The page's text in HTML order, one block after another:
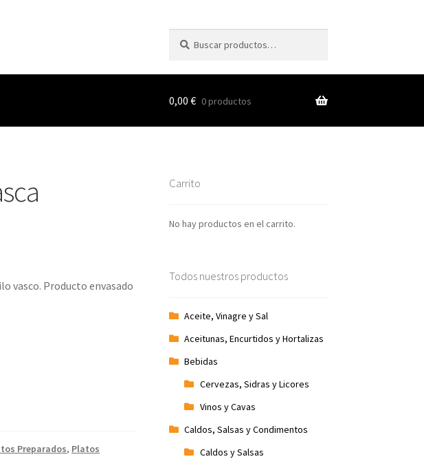
por:
Preparados
0,00 € 0 productos
vasco. Producto envasado
Preparados, Platos
Carrito
No hay productos en el carrito.
Todos nuestros productos
Aceite, Vinagre y Sal
Aceitunas, Encurtidos y Hortalizas
Bebidas
Cervezas, Sidras y Licores
Vinos y Cavas
Caldos, Salsas y Condimentos
Caldos y Salsas